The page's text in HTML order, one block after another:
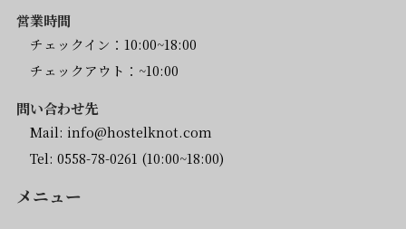
営業時間
チェックイン：10:00~18:00
チェックアウト：~10:00
問い合わせ先
Mail: info@hostelknot.com
Tel: 0558-78-0261 (10:00~18:00)
メニュー